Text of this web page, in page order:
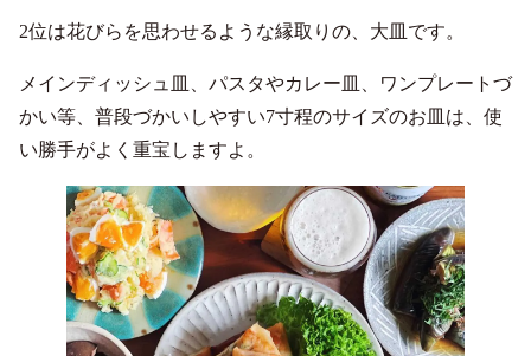
2位は花びらを思わせるような縁取りの、大皿です。
メインディッシュ皿、パスタやカレー皿、ワンプレートづ
かい等、普段づかいしやすい7寸程のサイズのお皿は、使
い勝手がよく重宝しますよ。